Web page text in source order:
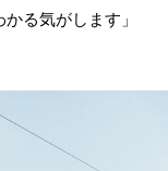
る気がします」